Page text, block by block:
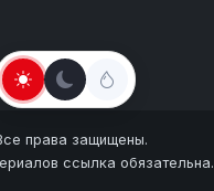
права защищены.
ссылка обязательна.